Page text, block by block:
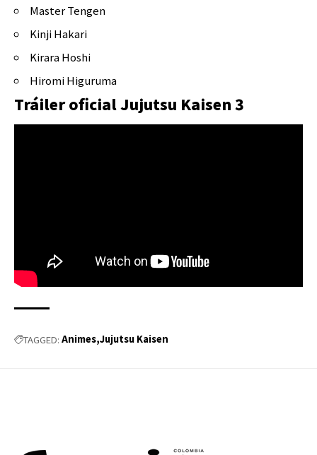
Master Tengen
Kinji Hakari
Kirara Hoshi
Hiromi Higuruma
Tráiler oficial Jujutsu Kaisen 3
TAGGED: Animes Jujutsu Kaisen